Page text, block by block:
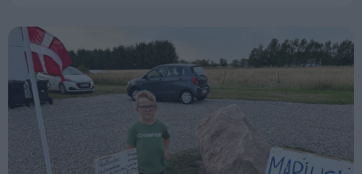
- Det har været spændende at sidde i det lille
udvalg, fortæller en anden af medlemmerne af
bogudvalget, Frits Danielsen.
- Vi startede i rigtig god tid og fik hurtigt involveret
journalist Hans Sejlund til at skrive bogen. Vi har
fået hjælp fra mange sider og var så heldige at få